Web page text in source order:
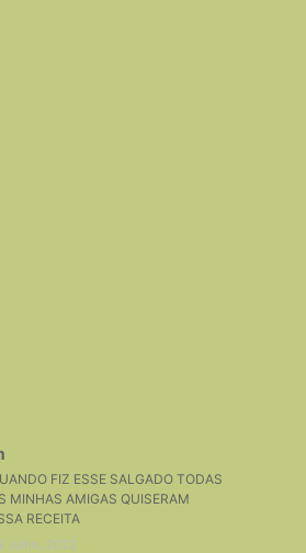
FIZ ESSE SALGADO TODAS
MINHAS AMIGAS QUISERAM
RECEITA
Julho, 2022